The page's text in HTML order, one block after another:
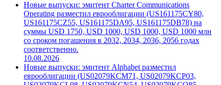
Новые выпуски: эмитент Charter Communications
Operating разместил еврооблигации (US161175CY80,
US161175CZ55, US161175DA95, US161175DB78) на
суммы USD 1750, USD 1000, USD 1000, USD 1000 млн
со сроком погашения в 2032, 2034, 2036, 2056 годах
соответственно.
10.08.2026
Новые выпуски: эмитент Alphabet разместил
еврооблигации (US02079KCM71, US02079KCP03,